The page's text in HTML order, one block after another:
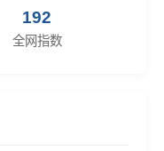
192
全网指数